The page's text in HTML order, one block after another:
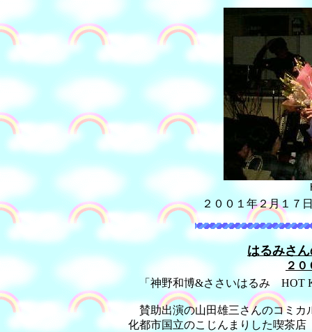
２００１年２月１
はるみさ
２
「神野和博&ささいはるみ HOT
賛助出演の山田雄三さんのコミカ
化都市国立のこじんまりした喫茶店